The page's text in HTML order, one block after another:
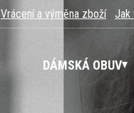
Vrácení a výměna zboží Jak
DÁMSKÁ OBUV